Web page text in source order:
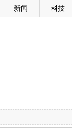
新闻 科技